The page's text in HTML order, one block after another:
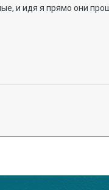
и идя я прямо они